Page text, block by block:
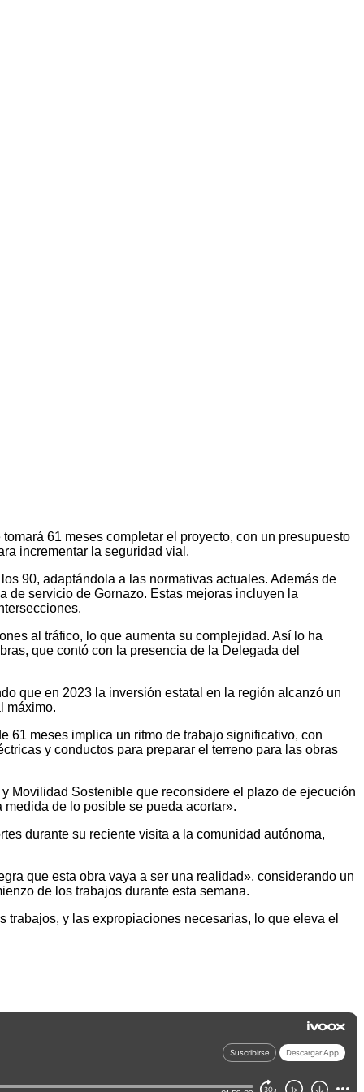
61 meses completar el proyecto, con un presupuesto
incrementar la seguridad vial.
90, adaptándola a las normativas actuales. Además de
de servicio de Gornazo. Estas mejoras incluyen la
al tráfico, lo que aumenta su complejidad. Así lo ha
que contó con la presencia de la Delegada del
que en 2023 la inversión estatal en la región alcanzó un
máximo.
61 meses implica un ritmo de trabajo significativo, con
y conductos para preparar el terreno para las obras
Movilidad Sostenible que reconsidere el plazo de ejecución
de lo posible se pueda acortar».
durante su reciente visita a la comunidad autónoma,
que esta obra vaya a ser una realidad», considerando un
de los trabajos durante esta semana.
y las expropiaciones necesarias, lo que eleva el